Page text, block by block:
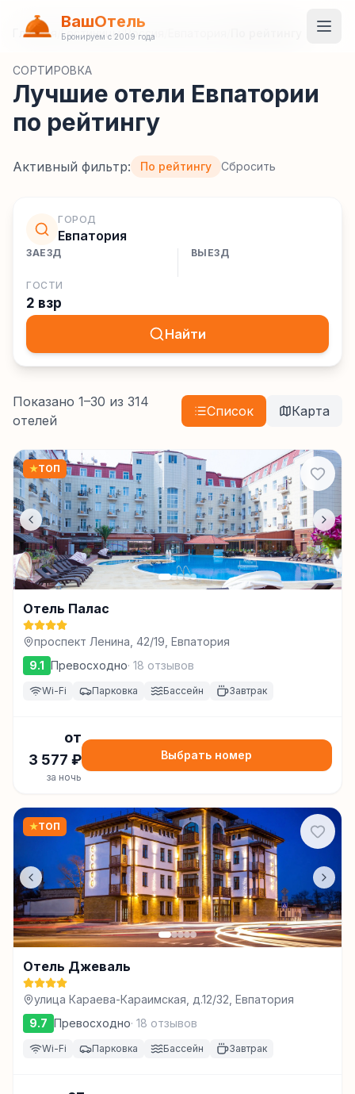
ВашОтель
Бронируем с 2009 года
Главная Гостиницы/Россия
СОРТИРОВКА
Лучшие отели Евпатории
по рейтингу
Активный фильтр: По рейтингу Сбросить
ГОРОД
Евпатория
ЗАЕЗД ВЫЕЗД
ГОСТИ
2 взр
Найти
Показано 1–30 из 314
отелей
Список Карта
★ТОП
Отель Палас
проспект Ленина, 42/19, Евпатория
9.1 Превосходно· 18 отзывов
Wi-Fi Парковка Бассейн Завтрак
от
3 577 ₽
за ночь
Выбрать номер
★ТОП
Отель Джеваль
улица Караева-Караимская, д.12/32, Евпатория
9.7 Превосходно· 18 отзывов
Wi-Fi Парковка Бассейн Завтрак